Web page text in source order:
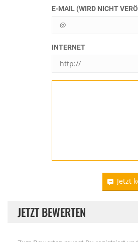
E-MAIL (WIRD NICHT
INTERNET
Jetzt
JETZT BEWERTEN